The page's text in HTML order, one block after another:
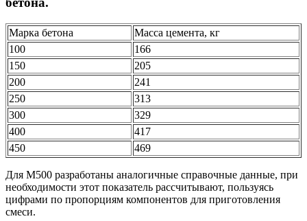
Марка бетона
Масса цемента, кг
100
166
150
205
200
241
250
313
300
329
400
417
450
469
Для М500 разработаны аналогичные справочные данные, при
необходимости этот показатель рассчитывают, пользуясь
цифрами по пропорциям компонентов для приготовления
смеси.